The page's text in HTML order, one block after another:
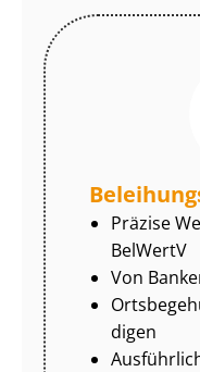
Präzise
BelWertV
Von
di­gen